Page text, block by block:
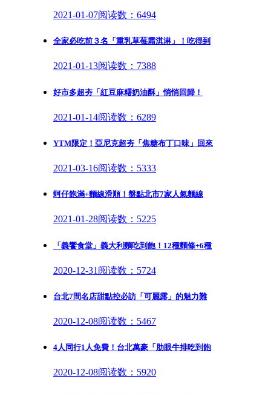
2021-01-07阅读数：6494
全家必吃前３名「重乳草莓霜淇淋」！吃得到
2021-01-13阅读数：7388
好市多超夯「紅豆麻糬奶油酥」悄悄回歸！
2021-01-14阅读数：6289
YTM限定！亞尼克超夯「焦糖布丁口味」回來
2021-03-16阅读数：5333
蚵仔飽滿+麵線滑順！盤點北市7家人氣麵線
2021-01-28阅读数：5225
「義饗食堂」義大利麵吃到飽！12種麵條+6種
2020-12-31 阅读数：5724
台北7間名店甜點控必訪「可麗露」的魅力難
2020-12-08阅读数：5467
4人同行1人免費！台北萬豪「肋眼牛排吃到飽
2020-12-08阅读数：5920